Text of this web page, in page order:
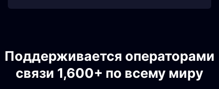
Поддерживается операторами
связи 1,600+ по всему миру